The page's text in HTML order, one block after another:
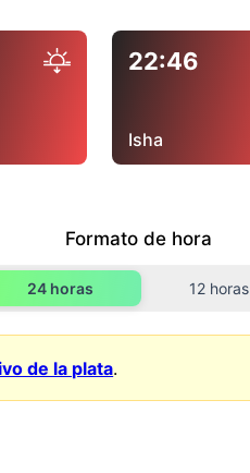
22:46
Isha
Formato de hora
24 horas 12 horas
de la plata.